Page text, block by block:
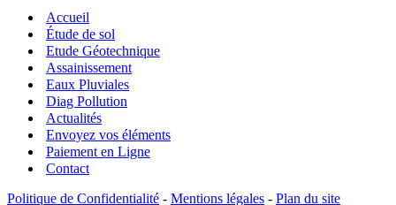
étude
de
sol
Accueil
Étude de sol
Etude Géotechnique
Assainissement
Eaux Pluviales
Diag Pollution
Actualités
Envoyez vos éléments
Paiement en Ligne
Contact
Politique de Confidentialité - Mentions légales - Plan du site